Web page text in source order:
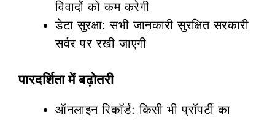
विवादों को कम करेगी
डेटा सुरक्षा: सभी जानकारी सुरक्षित सरकारी
सर्वर पर रखी जाएगी
पारदर्शिता में बढ़ोतरी
ऑनलाइन रिकॉर्ड: किसी भी प्रॉपर्टी का